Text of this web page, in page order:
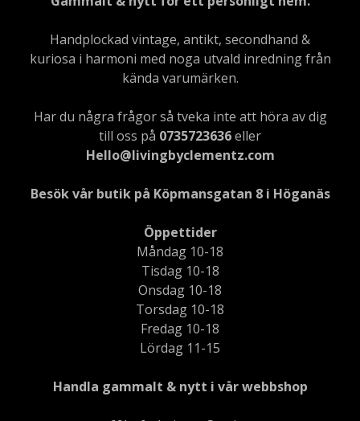
Handplockad vintage, antikt, secondhand &
kuriosa i harmoni med noga utvald inredning från
kända varumärken.
Har du några frågor så tveka inte att höra av dig
till oss på 0735723636eller
Hello@livingbyclementz.com
Besök vår butik på Köpmansgatan 8 i Höganäs
Öppettider
Måndag 10-18
Tisdag 10-18
Onsdag 10-18
Torsdag 10-18
Fredag 10-18
Lördag 11-15
Handla gammalt & nytt i vår webbshop